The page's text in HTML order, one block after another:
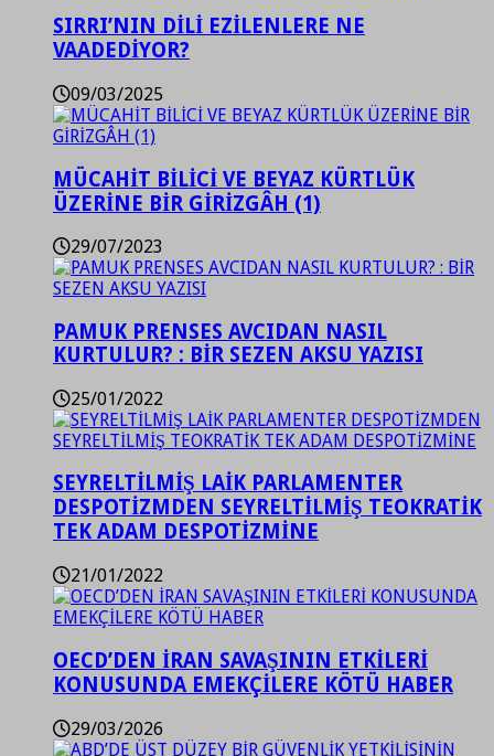
SIRRI’NIN DİLİ EZİLENLERE NE
VAADEDİYOR?
09/03/2025
MÜCAHİT BİLİCİ VE BEYAZ KÜRTLÜK
ÜZERİNE BİR GİRİZGÂH (1)
29/07/2023
PAMUK PRENSES AVCIDAN NASIL
KURTULUR? : BİR SEZEN AKSU YAZISI
25/01/2022
SEYRELTİLMİŞ LAİK PARLAMENTER
DESPOTİZMDEN SEYRELTİLMİŞ TEOKRATİK
TEK ADAM DESPOTİZMİNE
21/01/2022
OECD’DEN İRAN SAVAŞININ ETKİLERİ
KONUSUNDA EMEKÇİLERE KÖTÜ HABER
29/03/2026